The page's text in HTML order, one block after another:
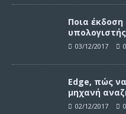
Ποια έκδοση
03/12/2017 0
Edge, πώς
μηχανή
02/12/2017 0